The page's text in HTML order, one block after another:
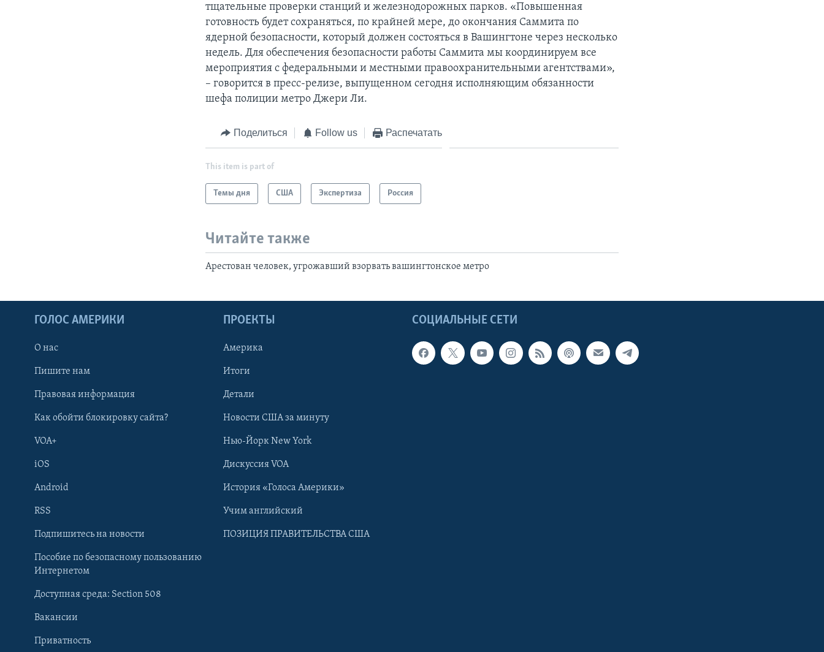
Learning English
Языки
тщательные проверки станций и железнодорожных парков. «Повышенная
готовность будет сохраняться, по крайней мере, до окончания Саммита по
ядерной безопасности, который должен состояться в Вашингтоне через несколько
недель. Для обеспечения безопасности работы Саммита мы координируем все
мероприятия с федеральными и местными правоохранительными агентствами»,
– говорится в пресс-релизе, выпущенном сегодня исполняющим обязанности
шефа полиции метро Джери Ли.
Поделиться Follow us Распечатать
This item is part of
Темы дня США Экспертиза Россия
Читайте также
Арестован человек, угрожавший взорвать вашингтонское метро
СОЦИАЛЬНЫЕ СЕТИ
ГОЛОС АМЕРИКИ
О нас
Пишите нам
Правовая информация
Как обойти блокировку сайта?
VOA+
iOS
Android
RSS
Подпишитесь на новости
Пособие по безопасному пользованию
Интернетом
Доступная среда: Section 508
Вакансии
Приватность
ПРОЕКТЫ
Америка
Итоги
Детали
Новости США за минуту
Нью-Йорк New York
Дискуссия VOA
История «Голоса Америки»
Учим английский
ПОЗИЦИЯ ПРАВИТЕЛЬСТВА США